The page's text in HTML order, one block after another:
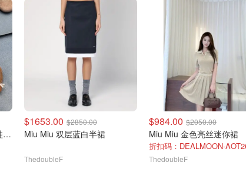
Miu Miu Gymnasium 德训鞋 麂皮拼接
$1653.00 $2850.00
Miu Miu 双层蓝白半裙
ThedoubleF
$984.00 $2050.00
Miu Miu 金色亮丝迷你裙
折扣码：DEALMOON-
ThedoubleF